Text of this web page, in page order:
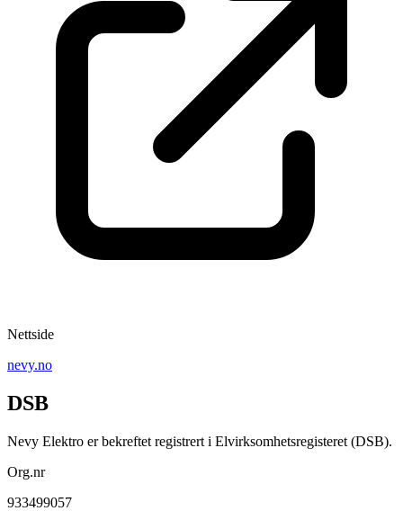
Nettside
nevy.no
DSB
Nevy Elektro er bekreftet registrert i Elvirksomhetsregisteret (DSB).
Org.nr
933499057